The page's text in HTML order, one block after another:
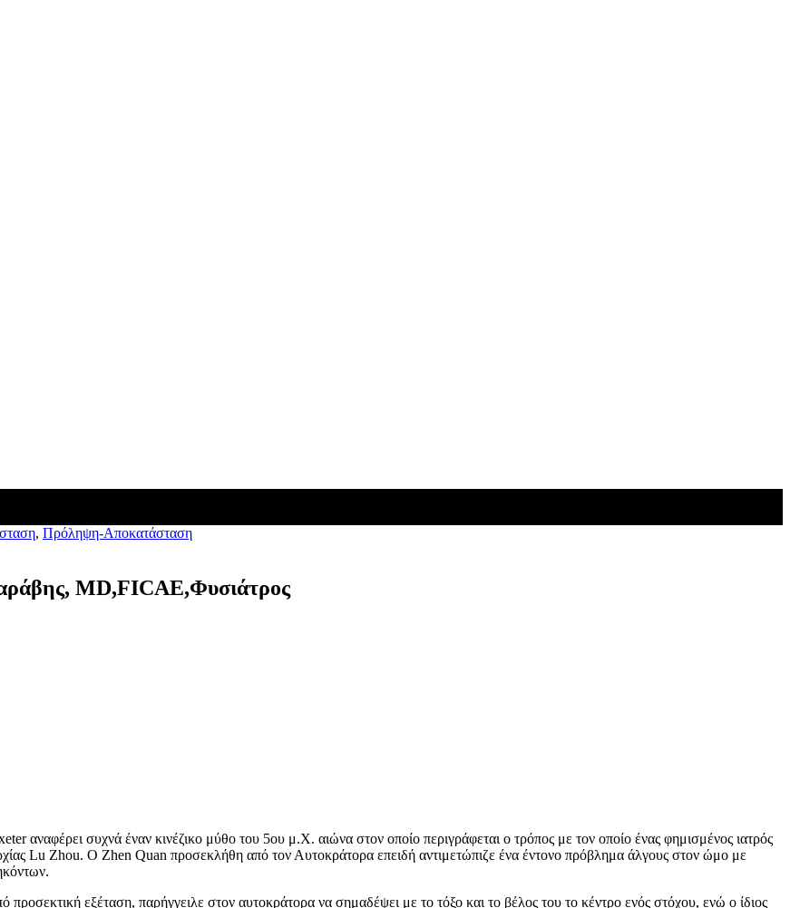
, Πρόληψη-Αποκατάσταση
MD,FICAE,Φυσιάτρος
αναφέρει συχνά έναν κινέζικο μύθο του 5ου μ.Χ. αιώνα στον οποίο περιγράφεται ο τρόπος με τον οποίο ένας φημισμένος ιατρός
Lu Zhou. O Zhen Quan προσεκλήθη από τον Αυτοκράτορα επειδή αντιμετώπιζε ένα έντονο πρόβλημα άλγους στον ώμο με
εξέταση, παρήγγειλε στον αυτοκράτορα να σημαδέψει με το τόξο και το βέλος του το κέντρο ενός στόχου, ενώ ο ίδιος